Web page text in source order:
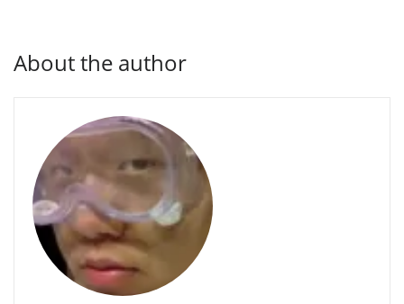
About the author